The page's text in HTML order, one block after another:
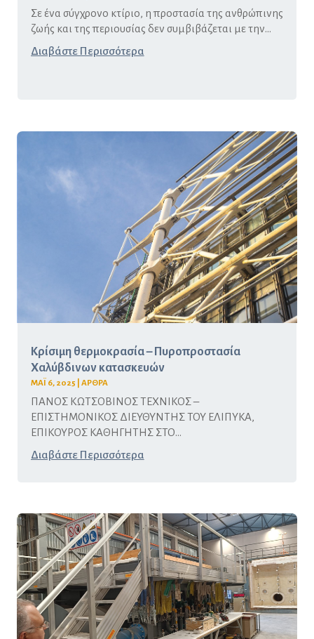
Σε ένα σύγχρονο κτίριο, η προστασία της ανθρώπινης
ζωής και της περιουσίας δεν συμβιβάζεται με την...
Διαβάστε Περισσότερα
Κρίσιμη θερμοκρασία – Πυροπροστασία
Χαλύβδινων κατασκευών
ΜΑΪ 6, 2025 ΑΡΘΡΑ
ΠΑΝΟΣ ΚΩΤΣΟΒΙΝΟΣ ΤΕΧΝΙΚΟΣ –
ΕΠΙΣΤΗΜΟΝΙΚΟΣ ΔΙΕΥΘΥΝΤΗΣ ΤΟΥ ΕΛΙΠΥΚΑ,
ΕΠΙΚΟΥΡΟΣ ΚΑΘΗΓΗΤΗΣ ΣΤΟ...
Διαβάστε Περισσότερα